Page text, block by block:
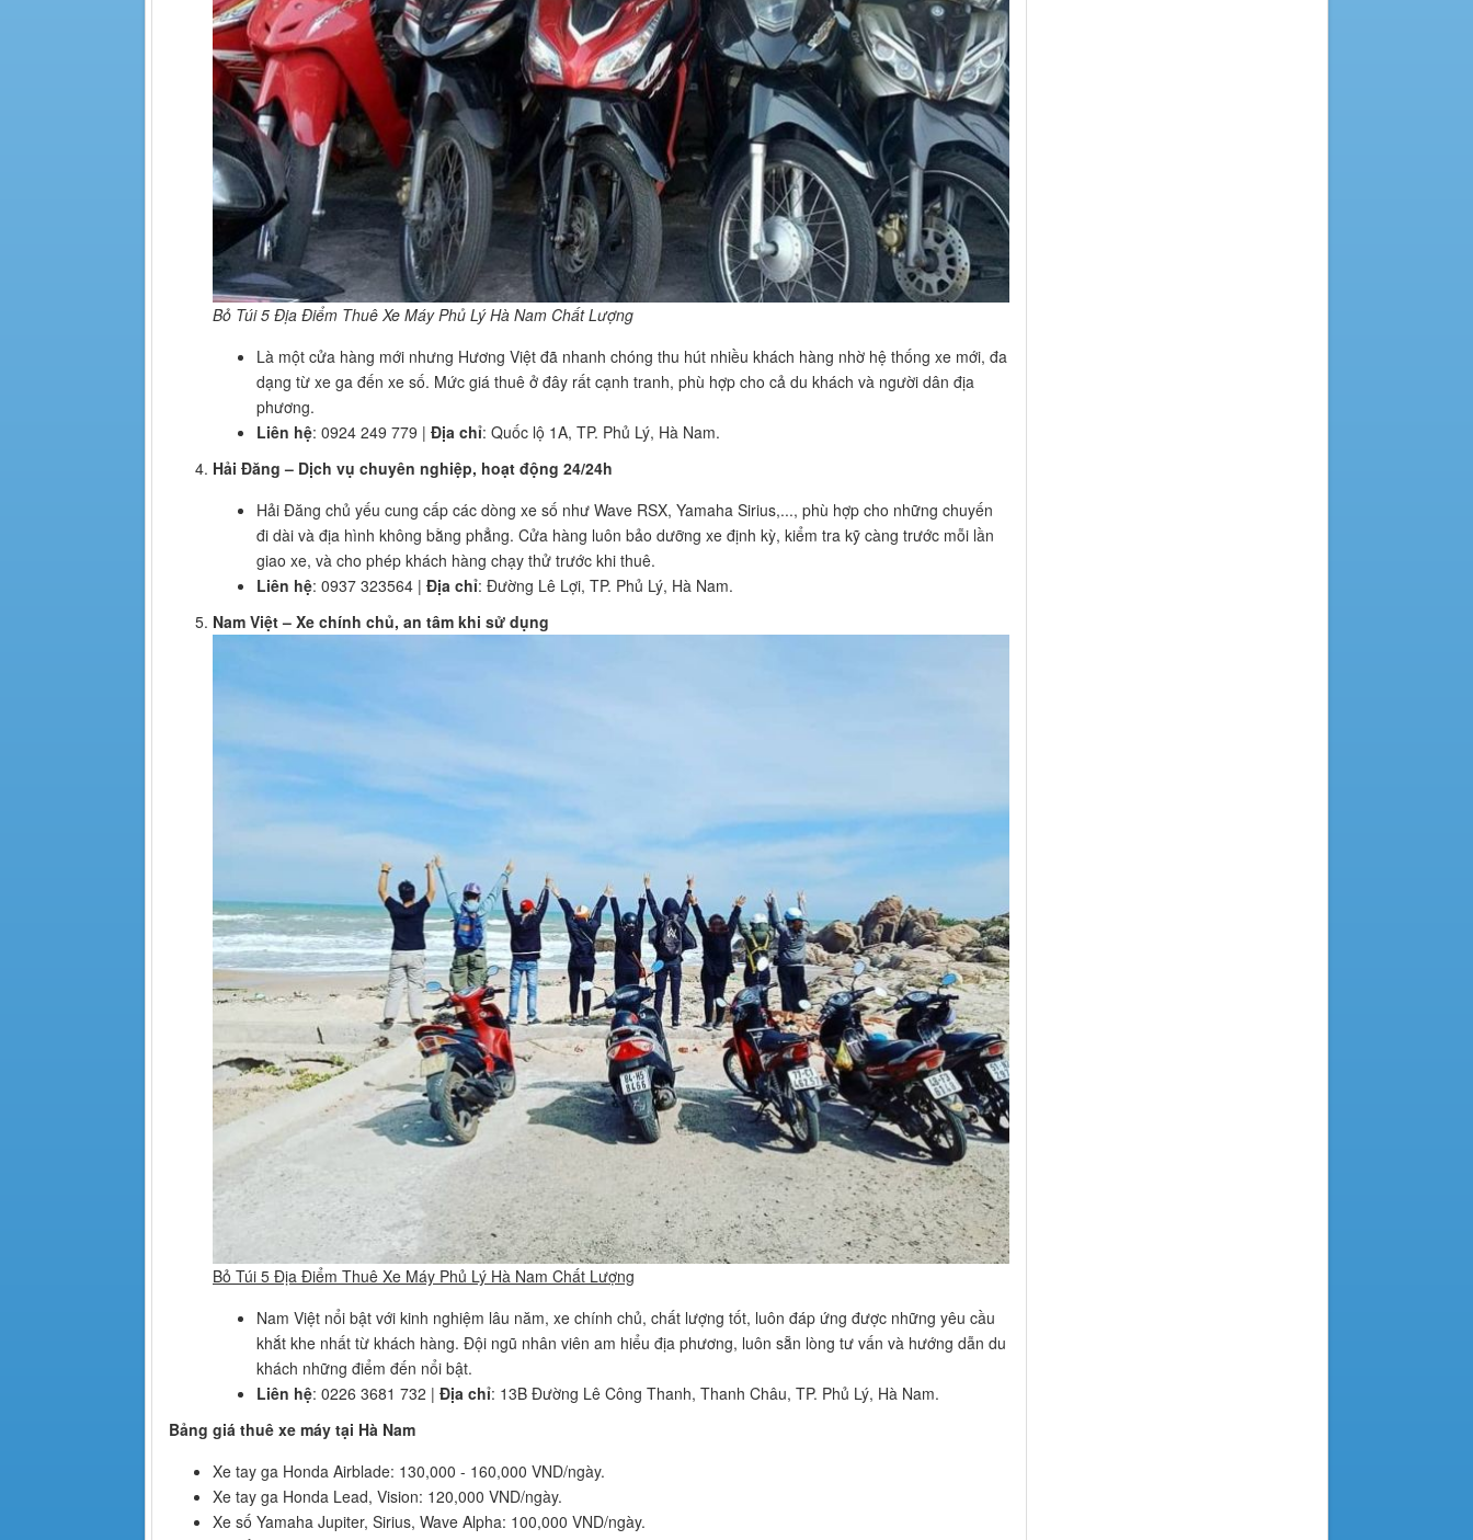
Bỏ Túi 5 Địa Điểm Thuê Xe Máy Phủ Lý Hà Nam Chất Lượng
Là một cửa hàng mới nhưng Hương Việt đã nhanh chóng thu hút nhiều khách hàng nhờ hệ thống xe mới, đa
dạng từ xe ga đến xe số. Mức giá thuê ở đây rất cạnh tranh, phù hợp cho cả du khách và người dân địa
phương.
Liên hệ: 0924 249 779 | Địa chỉ: Quốc lộ 1A, TP. Phủ Lý, Hà Nam.
Hải Đăng – Dịch vụ chuyên nghiệp, hoạt động 24/24h
Hải Đăng chủ yếu cung cấp các dòng xe số như Wave RSX, Yamaha Sirius,..., phù hợp cho những chuyến
đi dài và địa hình không bằng phẳng. Cửa hàng luôn bảo dưỡng xe định kỳ, kiểm tra kỹ càng trước mỗi lần
giao xe, và cho phép khách hàng chạy thử trước khi thuê.
Liên hệ: 0937 323564 | Địa chỉ: Đường Lê Lợi, TP. Phủ Lý, Hà Nam.
Nam Việt – Xe chính chủ, an tâm khi sử dụng
Bỏ Túi 5 Địa Điểm Thuê Xe Máy Phủ Lý Hà Nam Chất Lượng
Nam Việt nổi bật với kinh nghiệm lâu năm, xe chính chủ, chất lượng tốt, luôn đáp ứng được những yêu cầu
khắt khe nhất từ khách hàng. Đội ngũ nhân viên am hiểu địa phương, luôn sẵn lòng tư vấn và hướng dẫn du
khách những điểm đến nổi bật.
Liên hệ: 0226 3681 732 | Địa chỉ: 13B Đường Lê Công Thanh, Thanh Châu, TP. Phủ Lý, Hà Nam.
Bảng giá thuê xe máy tại Hà Nam
Xe tay ga Honda Airblade: 130,000 - 160,000 VND/ngày.
Xe tay ga Honda Lead, Vision: 120,000 VND/ngày.
Xe số Yamaha Jupiter, Sirius, Wave Alpha: 100,000 VND/ngày.